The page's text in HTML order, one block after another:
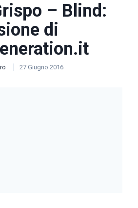
– Blind:
di
27 Giugno 2016